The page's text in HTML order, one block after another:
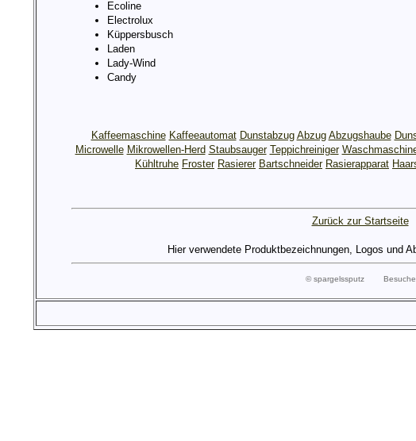
Ecoline
Electrolux
Küppersbusch
Laden
Lady-Wind
Candy
Kaffeemaschine Kaffeeautomat Dunstabzug Abzug Abzugshaube
Microwelle Mikrowellen-Herd Staubsauger Teppichreiniger
Kühltruhe Froster Rasierer Bartschneider Rasierapparat
Zurück zur Startseite
Hier verwendete Produktbezeichnungen, Logos und
© spargelssputz